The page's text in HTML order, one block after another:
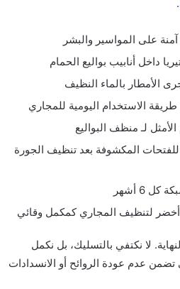
.
على المواسير والبشر
داخل أنابيب بواليع الحمام
الأمطار بالماء النظيف
الاستخدام اليومية للمجاري
لـ منظف البواليع
المكشوفة بعد تنظيف الجورة
6 أشهر
لتنظيف المجاري كمكمل وقائي
لا نكتفي بالتسليك، بل نكمل
تضمن عدم عودة الروائح أو الانسدادات